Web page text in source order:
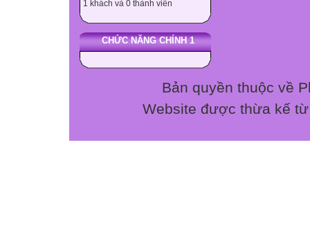
1 khách và 0 thành viên
CHỨC NĂNG CHÍNH 1
Bản quyền thuộc về
Website được thừa kế